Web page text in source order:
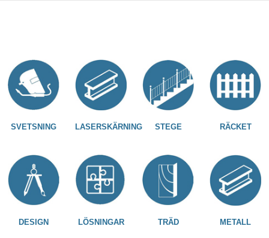
SVETSNING LASERSKÄRNING STEGE RÄCKET
DESIGN LÖSNINGAR TRÄD METALL